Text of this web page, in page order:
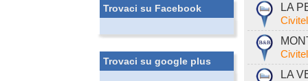
Trovaci su Facebook
Trovaci su google plus
LA
LA